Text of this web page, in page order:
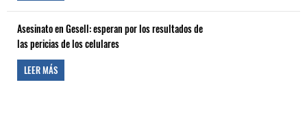
Asesinato en Gesell: esperan por los resultados de
las pericias de los celulares
LEER MÁS